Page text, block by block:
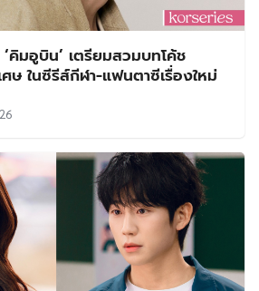
คิมอูบิน’ เตรียมสวมบทโค้ช
ษ ในซีรีส์กีฬา-แฟนตาซีเรื่องใหม่